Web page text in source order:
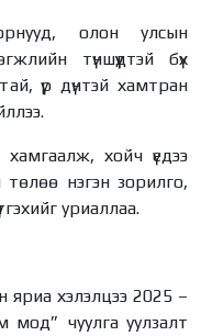
олон улсын
түншүүдтэй бүх
үр дүнтэй хамтран
хойч үедээ
төлөө нэгэн зорилго,
уриаллаа.
хэлэлцээ 2025 –
чуулга уулзалт